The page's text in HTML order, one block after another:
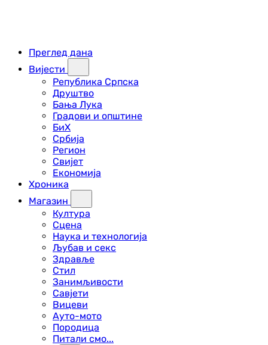
Преглед дана
Вијести
Република Српска
Друштво
Бања Лука
Градови и општине
БиХ
Србија
Регион
Свијет
Економија
Хроника
Магазин
Култура
Сцена
Наука и технологија
Љубав и секс
Здравље
Стил
Занимљивости
Савјети
Вицеви
Ауто-мото
Породица
Питали смо...